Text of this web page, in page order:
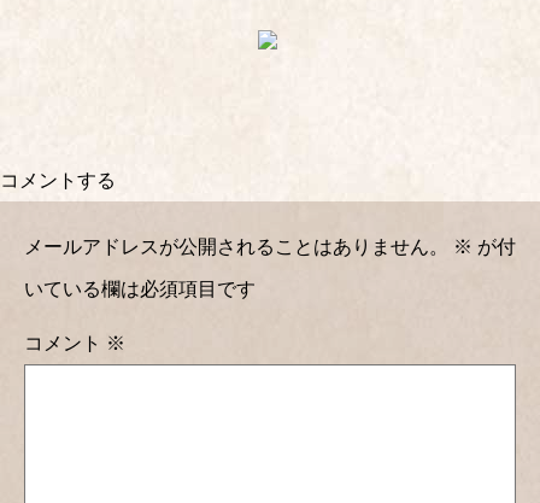
コメントする
メールアドレスが公開されることはありません。 ※ が付
いている欄は必須項目です
コメント ※